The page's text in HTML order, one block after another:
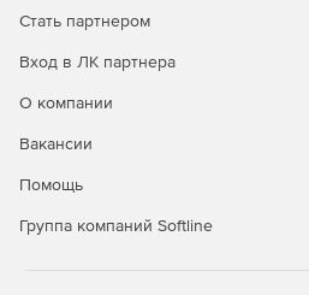
организаций. Позволяет
настроить работу инженеров
режимы: прямое и
работа с листовыми телами.
Стать партнером
Вход в ЛК партнера
О компании
Вакансии
Помощь
Группа компаний Softline